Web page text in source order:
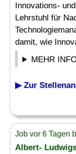
Innovations-
Lehrstuhl für
damit, wie
MEHR
▶ Zur
Job vor 6 Tagen
Albert-